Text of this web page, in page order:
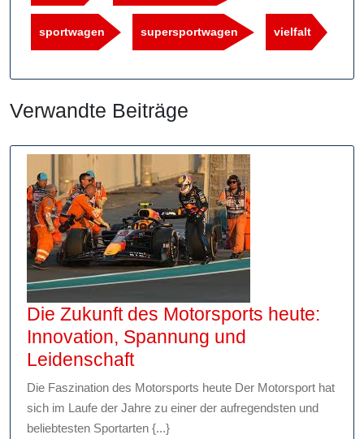
sportwagen supersportwagen vielfalt
Verwandte Beiträge
Die Zukunft des Motorsports heute:
Innovation, Spannung und
LeidenschaftDie
Zukunft
des
Motorsports
Die Faszination des Motorsports heute Der Motorsport hat
sich im Laufe der Jahre zu einer der aufregendsten und
beliebtesten Sportarten {...}